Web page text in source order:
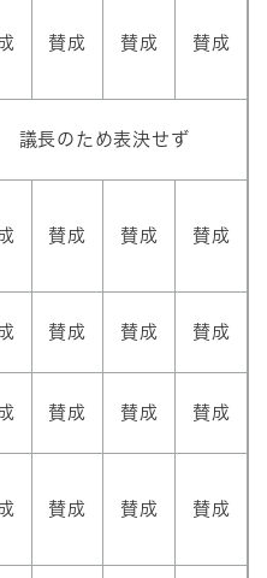
賛成 賛成 賛成
議長のため表決せず
賛成 賛成 賛成
賛成 賛成 賛成
賛成 賛成 賛成
賛成 賛成 賛成